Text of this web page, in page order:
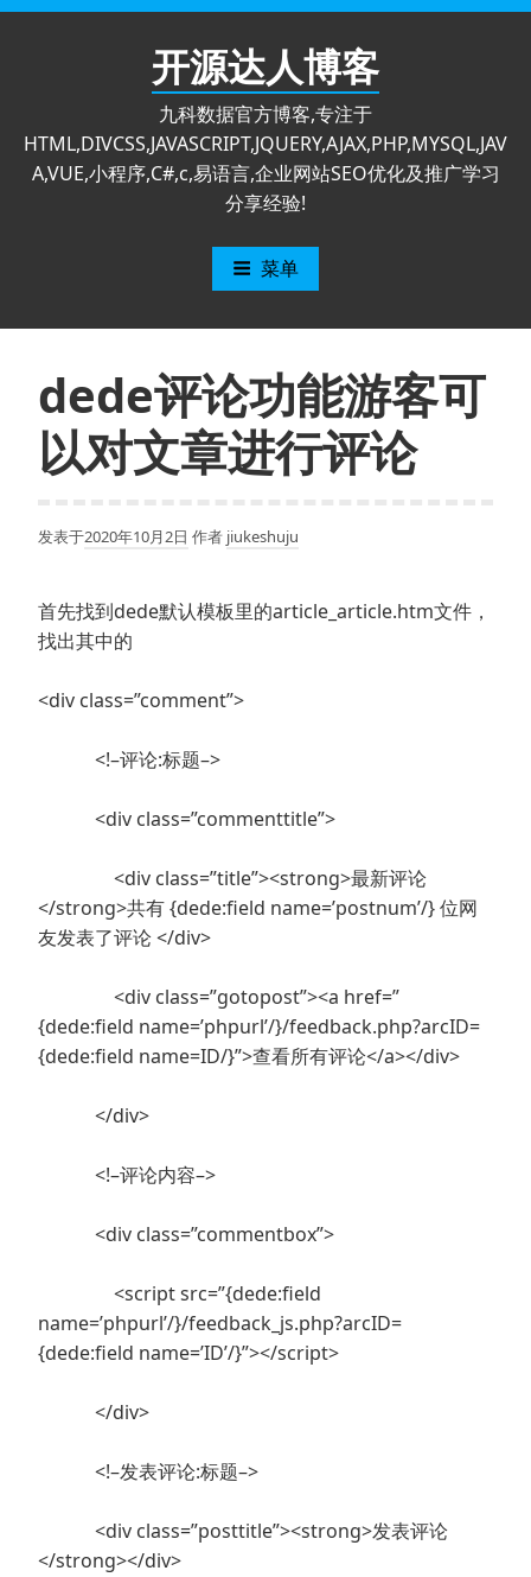
跳
开源达人博客
九科数据官方博客,专注于
HTML,DIVCSS,JAVASCRIPT,JQUERY,AJAX,PHP,MYSQL,JAV
A,VUE,小程序,C#,c,易语言,企业网站SEO优化及推广学习
分享经验!
菜单
dede评论功能游客可
以对文章进行评论
发表于2020年10月2日 作者 jiukeshuju
首先找到dede默认模板里的article_article.htm文件，
找出其中的
<div class=”comment”>
<!–评论:标题–>
<div class=”commenttitle”>
<div class=”title”><strong>最新评论
</strong>共有 {dede:field name=’postnum’/} 位网
友发表了评论 </div>
<div class=”gotopost”><a href=”
{dede:field name=’phpurl’/}/feedback.php?arcID=
{dede:field name=ID/}”>查看所有评论</a></div>
</div>
<!–评论内容–>
<div class=”commentbox”>
<script src=”{dede:field
name=’phpurl’/}/feedback_js.php?arcID=
{dede:field name=’ID’/}”></script>
</div>
<!–发表评论:标题–>
<div class=”posttitle”><strong>发表评论
</strong></div>